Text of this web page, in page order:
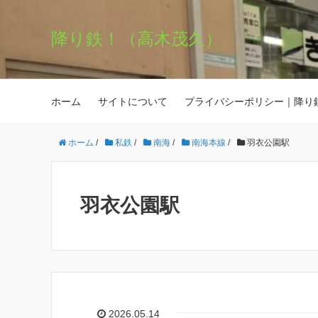
降り鉄！（高木茂久）
ホーム サイトについて プライバシーポリシー｜降り
ホーム / 私鉄 / 南海 / 南海本線 / 羽衣公園駅
羽衣公園駅
2026.05.14